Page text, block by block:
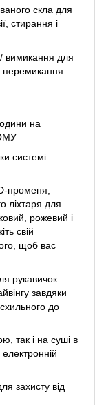
скла для
стирання і
вимикання для
перемикання
на
системі
променя,
ліхтаря для
рожевий і
свій
щоб вас
рукавичок:
завдяки
до
так і на суші в
захисту від